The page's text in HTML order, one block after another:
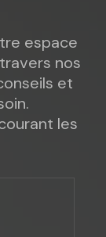
espace
nos
et
les